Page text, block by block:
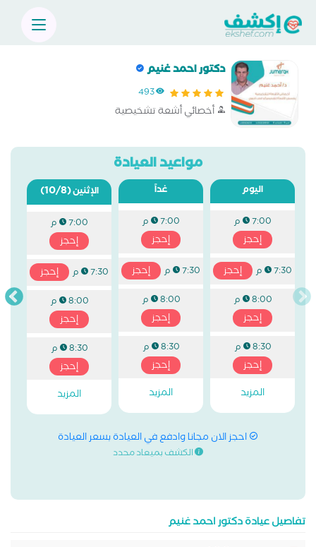
دكتور احمد غنيم
493
أخصائي أشعة تشخيصية
مواعيد العيادة
اليوم
7:00 م
إحجز
7:30 م إحجز
8:00 م
إحجز
8:30 م
إحجز
المزيد
غداً
7:00 م
إحجز
7:30 م إحجز
8:00 م
إحجز
8:30 م
إحجز
المزيد
الإثنين(10/8)
7:00 م
إحجز
7:30 م إحجز
8:00 م
إحجز
8:30 م
إحجز
المزيد
احجز الان مجانا وادفع في العيادة بسعر العيادة
الكشف بميعاد محدد
تفاصيل عيادة دكتور احمد غنيم